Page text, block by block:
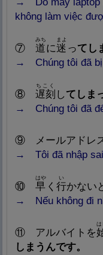
không làm việc
⑦ 道
みち
に迷
まよ
ってし
→ Chúng tôi đã bị
⑧ 遅刻
ちこく
してしま
→ Chúng tôi đã
⑨ メールアドレ
→ Tôi đã nhập sai
⑩ 早
はや
く 行
HÀNH, HẠNH, HÀNG,
HẠNG
い
かない
→ Nếu không đi
⑪ アルバイトを
は
しまうんです。